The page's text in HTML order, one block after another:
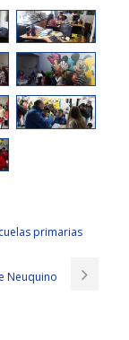
primarias
Neuquino